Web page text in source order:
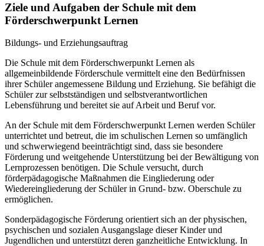
Ziele und Aufgaben der Schule mit dem
Förderschwerpunkt Lernen
Bildungs- und Erziehungsauftrag
Die Schule mit dem Förderschwerpunkt Lernen als
allgemeinbildende Förderschule vermittelt eine den Bedürfnissen
ihrer Schüler angemessene Bildung und Erziehung. Sie befähigt die
Schüler zur selbstständigen und selbstverantwortlichen
Lebensführung und bereitet sie auf Arbeit und Beruf vor.
An der Schule mit dem Förderschwerpunkt Lernen werden Schüler
unterrichtet und betreut, die im schulischen Lernen so umfänglich
und schwerwiegend beeinträchtigt sind, dass sie besondere
Förderung und weitgehende Unterstützung bei der Bewältigung von
Lernprozessen benötigen. Die Schule versucht, durch
förderpädagogische Maßnahmen die Eingliederung oder
Wiedereingliederung der Schüler in Grund- bzw. Oberschule zu
ermöglichen.
Sonderpädagogische Förderung orientiert sich an der physischen,
psychischen und sozialen Ausgangslage dieser Kinder und
Jugendlichen und unterstützt deren ganzheitliche Entwicklung. In